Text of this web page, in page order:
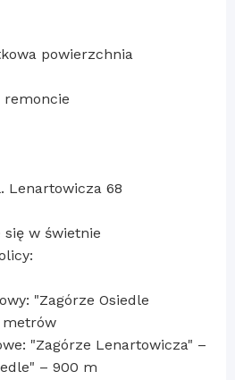
powierzchnia
remoncie
Lenartowicza 68
się w świetnie
"Zagórze Osiedle
metrów
"Zagórze Lenartowicza" –
– 900 m